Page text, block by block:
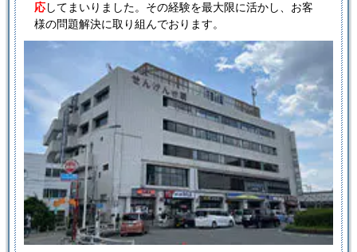
応してまいりました。その経験を最大限に活かし、お客
様の問題解決に取り組んでおります。